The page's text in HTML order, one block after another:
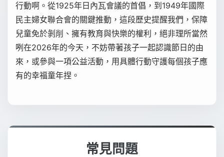
行動啊。從1925年日內瓦會議的首倡，到1949年國際
民主婦女聯合會的關鍵推動，這段歷史提醒我們，保障
兒童免於剝削、擁有教育與快樂的權利，絕非理所當然
咧在2026年的今天，不妨帶著孩子一起認識節日的由
來，或參與一項公益活動，用具體行動守護每個孩子應
有的幸福童年捏。
常見問題